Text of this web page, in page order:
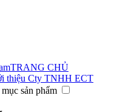
TRANG CHỦ
thiệu Cty TNHH ECT
sản phẩm